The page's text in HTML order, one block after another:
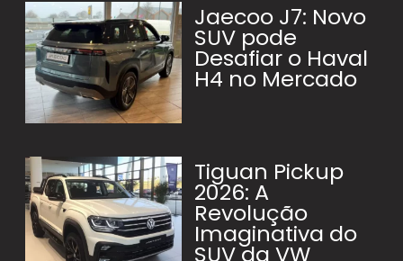
Jaecoo J7: Novo
SUV pode
Desafiar o Haval
H4 no Mercado
Tiguan Pickup
2026: A
Revolução
Imaginativa do
SUV da VW